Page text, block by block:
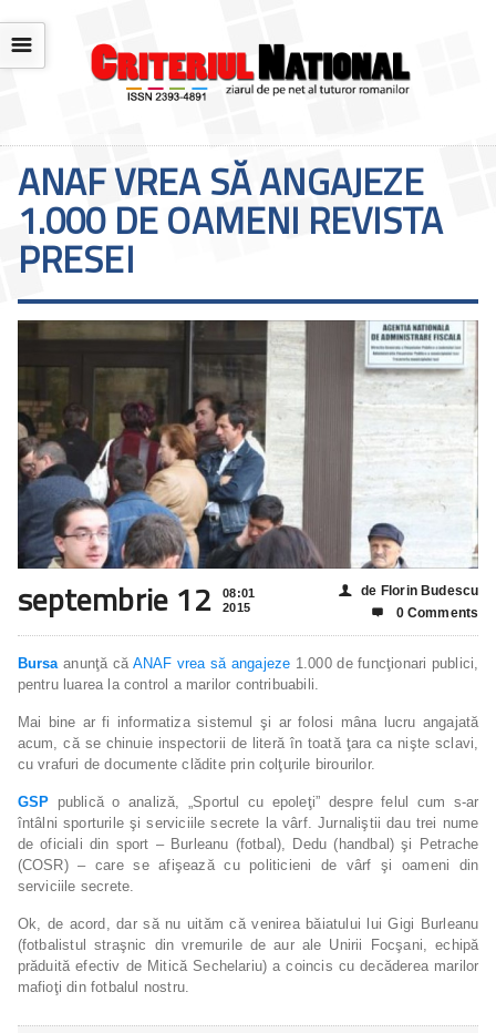
☰
ANAF VREA SĂ ANGAJEZE
1.000 DE OAMENI REVISTA
PRESEI
septembrie 12
08:01
2015
👤 de Florin Budescu
 0 Comments
Bursaanunţă că ANAF vrea să angajeze 1.000 de funcţionari publici,
pentru luarea la control a marilor contribuabili.
Mai bine ar fi informatiza sistemul şi ar folosi mâna lucru angajată
acum, că se chinuie inspectorii de literă în toată ţara ca nişte sclavi,
cu vrafuri de documente clădite prin colţurile birourilor.
GSP publică o analiză, „Sportul cu epoleţi” despre felul cum s-ar
întâlni sporturile şi serviciile secrete la vârf. Jurnaliştii dau trei nume
de oficiali din sport – Burleanu (fotbal), Dedu (handbal) şi Petrache
(COSR) – care se afişează cu politicieni de vârf şi oameni din
serviciile secrete.
Ok, de acord, dar să nu uităm că venirea băiatului lui Gigi Burleanu
(fotbalistul straşnic din vremurile de aur ale Unirii Focşani, echipă
prăduită efectiv de Mitică Sechelariu) a coincis cu decăderea marilor
mafioţi din fotbalul nostru.